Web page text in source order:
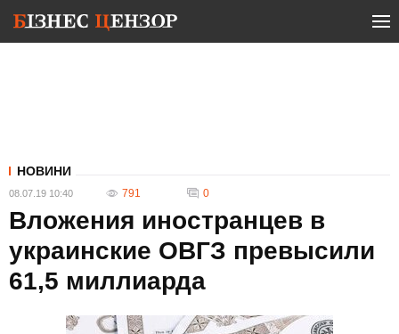
НОВИНИ
08.07.19 10:40 791 0
Вложения иностранцев в
украинские ОВГЗ превысили
61,5 миллиарда